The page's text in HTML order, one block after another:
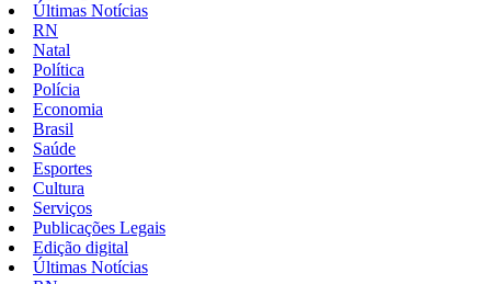
Últimas Notícias
RN
Natal
Política
Polícia
Economia
Brasil
Saúde
Esportes
Cultura
Serviços
Publicações Legais
Edição digital
Últimas Notícias